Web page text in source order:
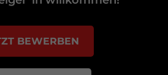
BEWERBEN